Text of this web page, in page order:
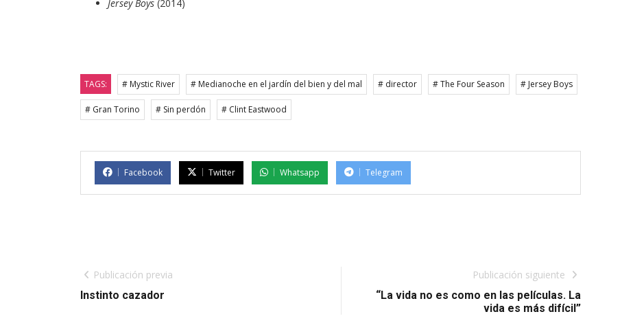
Jersey Boys (2014)
TAGS: # Mystic River # Medianoche en el jardín del bien y del mal # director # The Four Season # Jersey Boys
# Gran Torino # Sin perdón # Clint Eastwood
Facebook Twitter Whatsapp Telegram
Publicación previa
Instinto cazador
Publicación siguiente
“La vida no es como en las películas. La
vida es más difícil”